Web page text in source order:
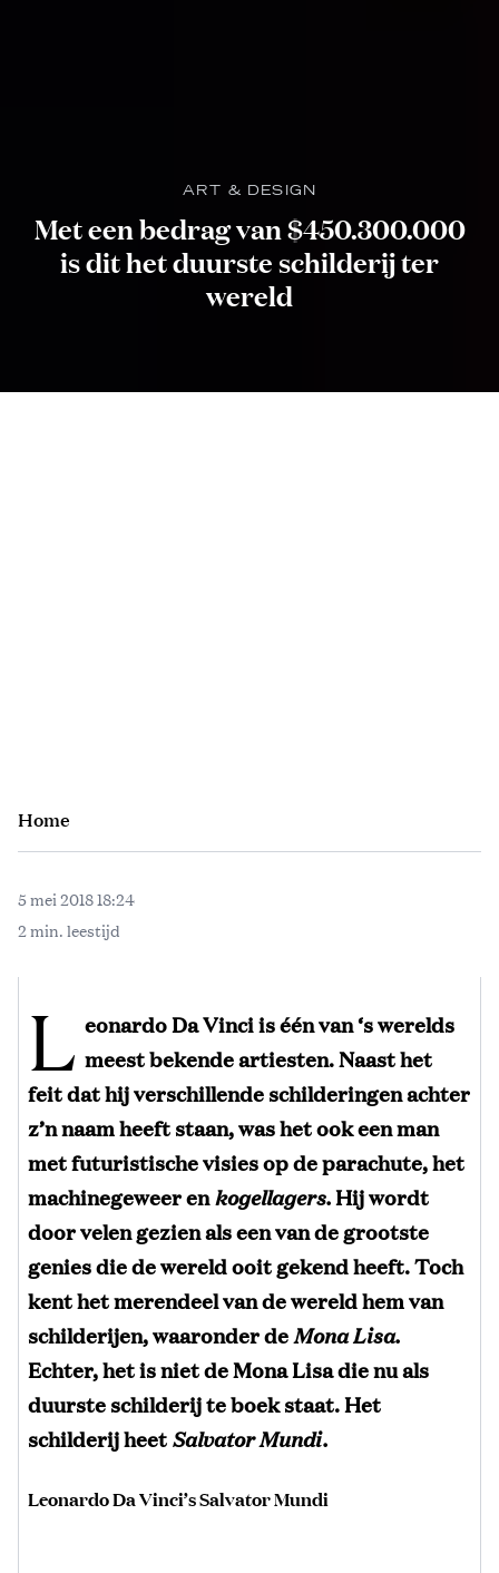
ART & DESIGN
Met een bedrag van $450.300.000
is dit het duurste schilderij ter
wereld
Home
5 mei 2018 18:24
2 min. leestijd
L eonardo Da Vinci is één van ‘s werelds
meest bekende artiesten. Naast het
feit dat hij verschillende schilderingen achter
z’n naam heeft staan, was het ook een man
met futuristische visies op de parachute, het
machinegeweer enkogellagers.Hij wordt
door velen gezien als een van de grootste
genies die de wereld ooit gekend heeft. Toch
kent het merendeel van de wereld hem van
schilderijen, waaronder deMona Lisa.
Echter, het is niet de Mona Lisa die nu als
duurste schilderij te boek staat. Het
schilderij heetSalvator Mundi.
Leonardo Da Vinci’s Salvator Mundi